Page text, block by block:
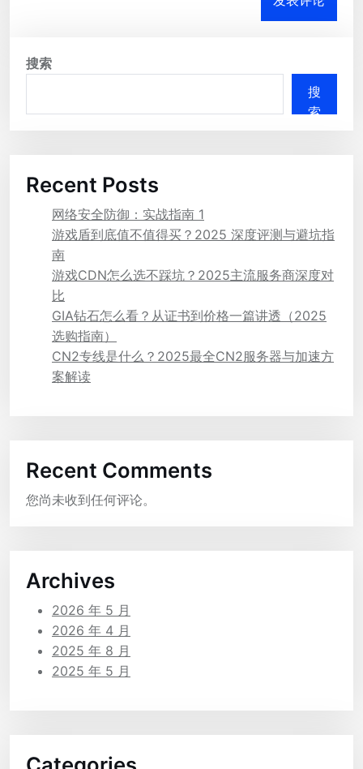
搜索
搜
索
Recent Posts
网络安全防御：实战指南 1
游戏盾到底值不值得买？2025 深度评测与避坑指
南
游戏CDN怎么选不踩坑？2025主流服务商深度对
比
GIA钻石怎么看？从证书到价格一篇讲透（2025
选购指南）
CN2专线是什么？2025最全CN2服务器与加速方
案解读
Recent Comments
您尚未收到任何评论。
Archives
2026 年 5 月
2026 年 4 月
2025 年 8 月
2025 年 5 月